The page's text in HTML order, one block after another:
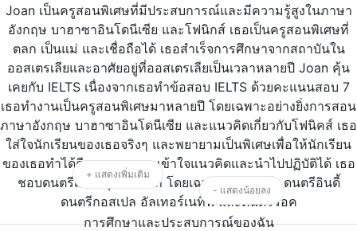
Joan เป็นครูสอนพิเศษที่มีประสบการณ์และมีความรู้สูงในภาษา
อังกฤษ บาฮาซาอินโดนีเซีย และโฟนิกส์ เธอเป็นครูสอนพิเศษที่
ตลก เป็นแม่ และเชื่อถือได้ เธอสำเร็จการศึกษาจากสถาบันใน
ออสเตรเลียและอาศัยอยู่ที่ออสเตรเลียเป็นเวลาหลายปี Joan คุ้น
เคยกับ IELTS เนื่องจากเธอทำข้อสอบ IELTS ด้วยคะแนนสอบ 7
เธอทำงานเป็นครูสอนพิเศษมาหลายปี โดยเฉพาะอย่างยิ่งการสอน
ภาษาอังกฤษ บาฮาซาอินโดนีเซีย และแนวคิดเกี่ยวกับโฟนิคส์ เธอ
ใส่ใจนักเรียนของเธอจริงๆ และพยายามเป็นพิเศษเพื่อให้นักเรียน
ของเธอทำได้ดี และสามารถเข้าใจแนวคิดและนำไปปฏิบัติได้ เธอ
ชอบดนตรีเกือบทุกประเภท โดยเฉพาะดนตรีแจ๊ส ดนตรีอินดี้
ดนตรีกอสเปล อัลเทอร์เนทีฟ และดนตรีร็อค
+ แสดงเพิ่มเติม
- แสดงน้อยลง
การศึกษาและประสบการณ์ของฉัน